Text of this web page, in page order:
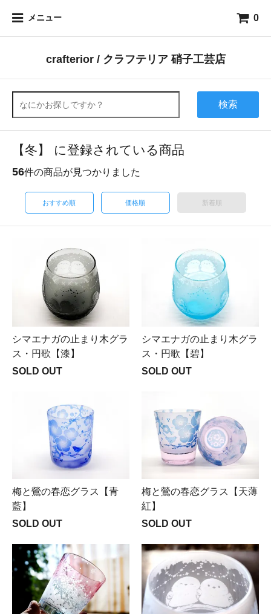
メニュー 0
crafterior / クラフテリア 硝子工芸店
検索
【冬】 に登録されている商品
56件の商品が見つかりました
おすすめ順 価格順 新着順
シマエナガの止まり木グラ
ス・円歌【漆】
SOLD OUT
シマエナガの止まり木グラ
ス・円歌【碧】
SOLD OUT
梅と鶯の春恋グラス【青
藍】
SOLD OUT
梅と鶯の春恋グラス【天薄
紅】
SOLD OUT